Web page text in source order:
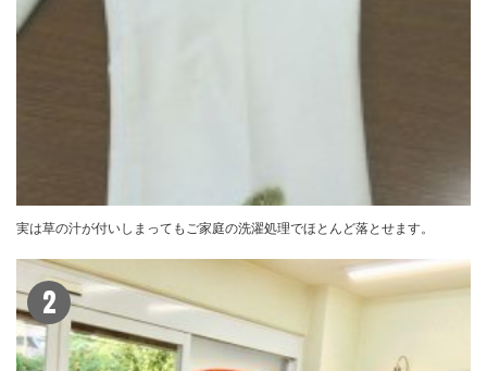
実は草の汁が付いしまってもご家庭の洗濯処理でほとんど落とせます。
2